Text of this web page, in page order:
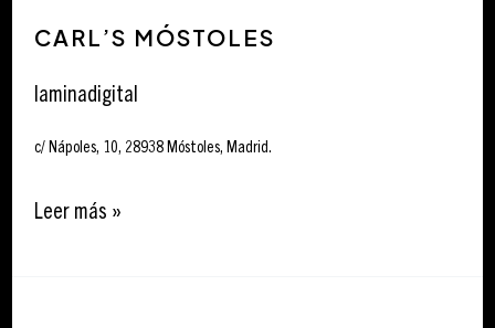
CARL’S MÓSTOLES
laminadigital
c/ Nápoles, 10, 28938 Móstoles, Madrid.
Móstoles
Leer más »